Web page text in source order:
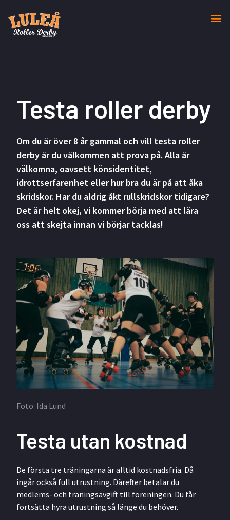
Testa roller derby
Om du är över 8 år gammal och vill testa roller
derby är du välkommen att prova på. Alla är
välkomna, oavsett könsidentitet,
idrottserfarenhet eller hur bra du är på att åka
skridskor. Har du aldrig åkt rullskridskor tidigare?
Det är helt okej, vi kommer börja med att lära
oss att skejta innan vi börjar tacklas!
Foto: Ida Lund
Testa utan kostnad
De första tre träningarna är alltid kostnadsfria. Då
ingår också full utrustning. Därefter betalar du
medlems- och träningsavgift till föreningen. Du får
fortsätta hyra utrustning så länge du behöver.